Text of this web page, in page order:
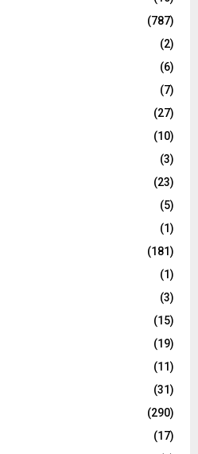
(787)
(2)
(6)
(7)
(27)
(10)
(3)
(23)
(5)
(1)
(181)
(1)
(3)
(15)
(19)
(11)
(31)
(290)
(17)